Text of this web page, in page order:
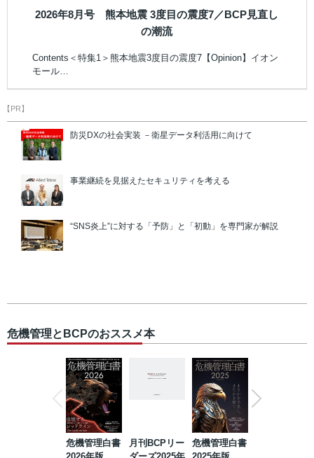
2026年8月号 熊本地震 3度目の震度7／BCP見直し
の潮流
Contents＜特集1＞熊本地震3度目の震度7【Opinion】イオン
モール…
【PR】
防災DXの社会実装 －衛星データ利活用に向けて
事業継続を見据えたセキュリティを考える
“SNS炎上”に対する「予防」と「初動」を専門家が解説
危機管理とBCPのおススメ本
危機管理白書
月刊BCPリー
危機管理白書